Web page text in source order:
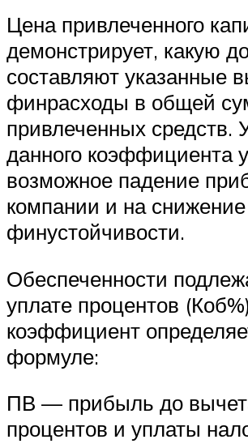
Цена привлеченного
демонстрирует, какую
составляют указанные
финрасходы в общей
привлеченных средств.
данного коэффициента
возможное падение
компании и на снижение
финустойчивости.
Обеспеченности
уплате процентов
коэффициент
формуле:
ПВ — прибыль до
процентов и уплаты